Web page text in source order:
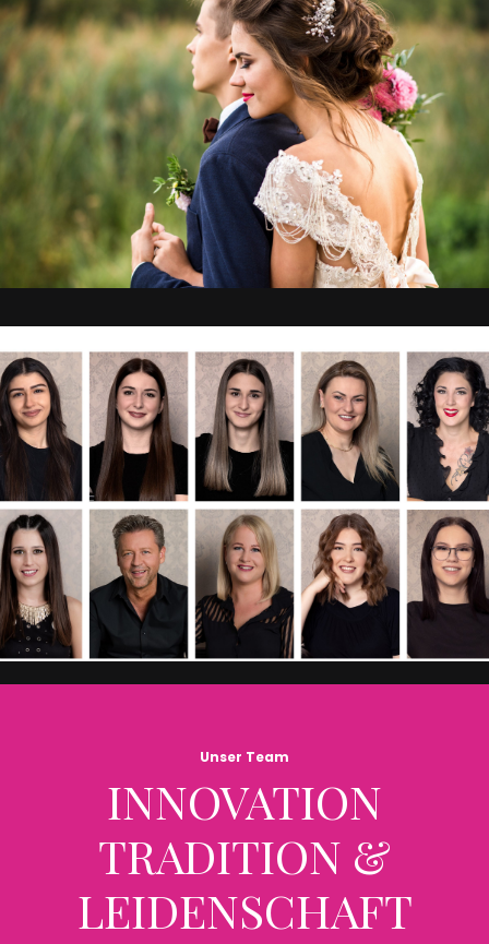
Unser Team
INNOVATION
TRADITION &
LEIDENSCHAFT